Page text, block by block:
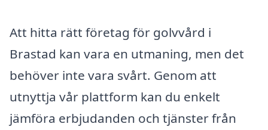
Att hitta rätt företag för golvvård i
Brastad kan vara en utmaning, men det
behöver inte vara svårt. Genom att
utnyttja vår plattform kan du enkelt
jämföra erbjudanden och tjänster från